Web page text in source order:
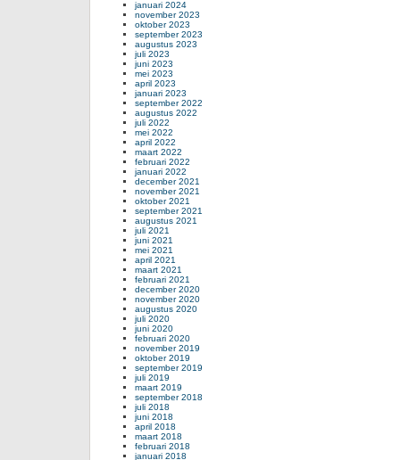
januari 2024
november 2023
oktober 2023
september 2023
augustus 2023
juli 2023
juni 2023
mei 2023
april 2023
januari 2023
september 2022
augustus 2022
juli 2022
mei 2022
april 2022
maart 2022
februari 2022
januari 2022
december 2021
november 2021
oktober 2021
september 2021
augustus 2021
juli 2021
juni 2021
mei 2021
april 2021
maart 2021
februari 2021
december 2020
november 2020
augustus 2020
juli 2020
juni 2020
februari 2020
november 2019
oktober 2019
september 2019
juli 2019
maart 2019
september 2018
juli 2018
juni 2018
april 2018
maart 2018
februari 2018
januari 2018